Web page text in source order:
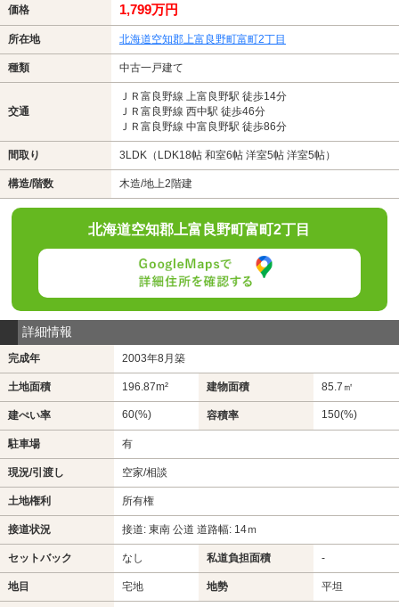
価格 1,799万円
所在地 北海道空知郡上富良野町富町2丁目
種類 中古一戸建て
交通
ＪＲ富良野線 上富良野駅 徒歩14分
ＪＲ富良野線 西中駅 徒歩46分
ＪＲ富良野線 中富良野駅 徒歩86分
間取り 3LDK（LDK18帖 和室6帖 洋室5帖 洋室5帖）
構造/階数 木造/地上2階建
北海道空知郡上富良野町富町2丁目
詳細情報
完成年 2003年8月築
土地面積 196.87m² 建物面積 85.7㎡
建ぺい率 60(%) 容積率 150(%)
駐車場 有
現況/引渡し 空家/相談
土地権利 所有権
接道状況 接道: 東南 公道 道路幅: 14ｍ
セットバック なし 私道負担面積 -
地目 宅地 地勢 平坦